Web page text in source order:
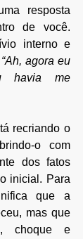
resposta
de você.
interno e
“Ah, agora eu
havia me
recriando o
o com
dos fatos
inicial. Para
que a
mas que
choque e